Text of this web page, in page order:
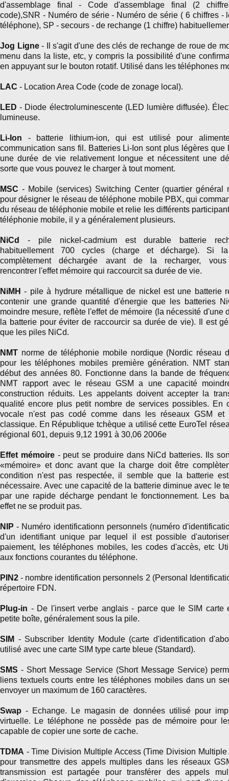
d'assemblage final - Code d'assemblage final (2
code),SNR - Numéro de série - Numéro de série ( 6 chiffres -
téléphone), SP - secours - de rechange (1 chiffre)
Jog Ligne- Il s'agit d'une des clés de rechange de roue de
menu dans la liste, etc, y compris la possibilité d'une
en appuyant sur le bouton rotatif. Utilisé dans les téléphones
LAC - Location Area Code (code de zonage local).
LED - Diode électroluminescente (LED lumière diffusée).
lumineuse.
Li-Ion - batterie lithium-ion, qui est utilisé pour
communication sans fil. Batteries Li-Ion sont plus légères que
une durée de vie relativement longue et nécessitent une
sorte que vous pouvez le charger à tout moment.
MSC - Mobile (services) Switching Center (quartier général
pour désigner le réseau de téléphone mobile PBX, qui
du réseau de téléphonie mobile et relie les différents
téléphonie mobile, il y a généralement plusieurs.
NiCd
- pile nickel-cadmium est durable batterie
habituellement 700 cycles (charge et décharge). Si
complètement déchargée avant de la recharger,
rencontrer l'effet mémoire qui raccourcit sa durée de vie.
NiMH - pile à hydrure métallique de nickel est une batterie
contenir une grande quantité d'énergie que les batteries
moindre mesure, reflète l'effet de mémoire (la nécessité d'une
la batterie pour éviter de raccourcir sa durée de vie). Il est
que les piles NiCd.
NMT norme de téléphonie mobile nordique (Nordic réseau
pour les téléphones mobiles première génération. NMT
début des années 80. Fonctionne dans la bande de
NMT rapport avec le réseau GSM a une capacité
construction réduits. Les appelants doivent accepter la
qualité encore plus petit nombre de services possibles. En
vocale n'est pas codé comme dans les réseaux GSM et
classique. En République tchèque a utilisé cette EuroTel
régional 601, depuis 9,12 1991 à 30,06 2006e
Effet mémoire- peut se produire dans NiCd batteries. Ils
«mémoire» et donc avant que la charge doit être
condition n'est pas respectée, il semble que la batterie
nécessaire. Avec une capacité de la batterie diminue avec le
par une rapide décharge pendant le fonctionnement. Les
effet ne se produit pas.
NIP - Numéro identificationn personnels (numéro
d'un identifiant unique par lequel il est possible
paiement, les téléphones mobiles, les codes d'accès, etc
aux fonctions courantes du téléphone.
PIN2 - nombre identification personnels 2 (Personal
répertoire FDN.
Plug-in - De l'insert verbe anglais - parce que le SIM carte
petite boîte, généralement sous la pile.
SIM - Subscriber Identity Module (carte d'identification
utilisé avec une carte SIM type carte bleue (Standard).
SMS - Short Message Service (Short Message Service)
liens textuels courts entre les téléphones mobiles dans un
envoyer un maximum de 160 caractères.
Swap - Echange. Le magasin de données utilisé pour
virtuelle. Le téléphone ne possède pas de mémoire pour
capable de copier une sorte de cache.
TDMA - Time Division Multiple Access (Time Division Multiple
pour transmettre des appels multiples dans les réseaux
transmission est partagée pour transférer des appels